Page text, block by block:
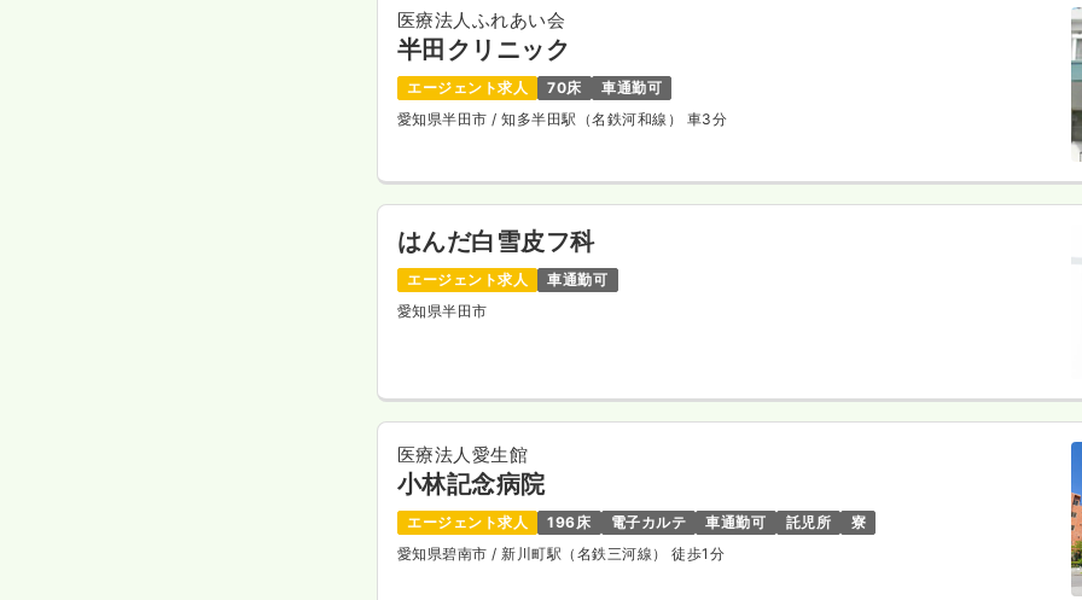
医療法人ふれあい会
半田クリニック
エージェント求人 70床
車通勤可
愛知県半田市/ 知多半田駅（名鉄河和線） 車3分
はんだ白雪皮フ科
エージェント求人
車通勤可
愛知県半田市
医療法人愛生館
小林記念病院
エージェント求人 196床 電子カルテ 車通勤可 託児所
寮
愛知県碧南市/ 新川町駅（名鉄三河線） 徒歩1分